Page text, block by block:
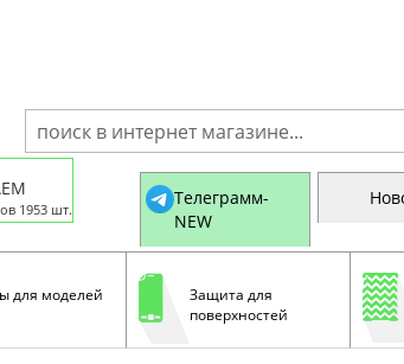
1953 шт.
Телеграмм-
NEW
для моделей
Защита для
поверхностей